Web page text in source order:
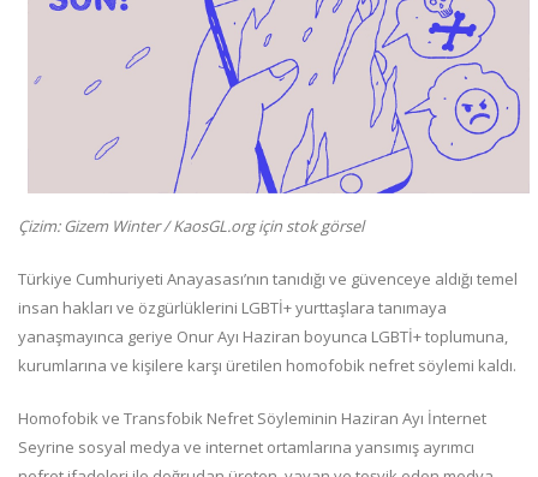
Çizim: Gizem Winter / KaosGL.org için stok görsel
Türkiye Cumhuriyeti Anayasası’nın tanıdığı ve güvenceye aldığı temel
insan hakları ve özgürlüklerini LGBTİ+ yurttaşlara tanımaya
yanaşmayınca geriye Onur Ayı Haziran boyunca LGBTİ+ toplumuna,
kurumlarına ve kişilere karşı üretilen homofobik nefret söylemi kaldı.
Homofobik ve Transfobik Nefret Söyleminin Haziran Ayı İnternet
Seyrine sosyal medya ve internet ortamlarına yansımış ayrımcı